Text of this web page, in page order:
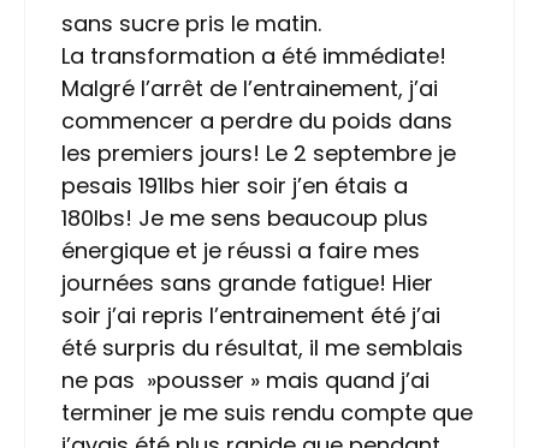
sans sucre pris le matin.
La transformation a été immédiate!
Malgré l’arrêt de l’entrainement, j’ai
commencer a perdre du poids dans
les premiers jours! Le 2 septembre je
pesais 191lbs hier soir j’en étais a
180lbs! Je me sens beaucoup plus
énergique et je réussi a faire mes
journées sans grande fatigue! Hier
soir j’ai repris l’entrainement été j’ai
été surpris du résultat, il me semblais
ne pas »pousser » mais quand j’ai
terminer je me suis rendu compte que